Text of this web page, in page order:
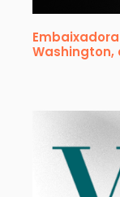
Washington,